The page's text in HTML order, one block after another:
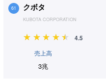
61 クボタ
KUBOTA CORPORATION
4.5
売上高
3兆